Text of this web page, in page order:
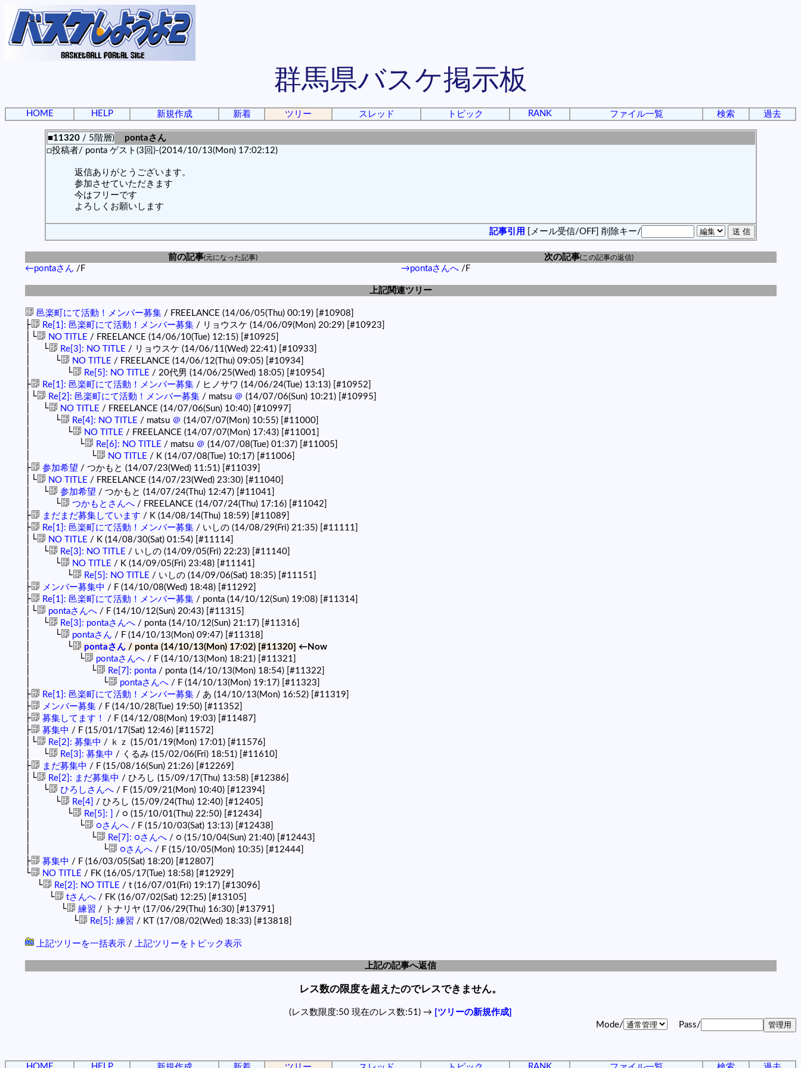
群馬県バスケ掲示板
HOME HELP 新規作成 新着 ツリー スレッド トピック RANK ファイル一覧 検索 過去
■11320/ 5階層)
pontaさん
□投稿者/ ponta ゲスト(3回)-(2014/10/13(Mon) 17:02:12)
返信ありがとうございます。
参加させていただきます
今はフリーです
よろしくお願いします
記事引用 [メール受信/OFF] 削除キー/
前の記事(元になった記事) 次の記事(この記事の返信)
←pontaさん /F →pontaさんへ/F
上記関連ツリー
邑楽町にて活動！メンバー募集/ FREELANCE (14/06/05(Thu) 00:19) [#10908]
├ Re[1]: 邑楽町にて活動！メンバー募集/ リョウスケ (14/06/09(Mon) 20:29) [#10923]
│└ NO TITLE / FREELANCE (14/06/10(Tue) 12:15) [#10925]
│ └ Re[3]: NO TITLE / リョウスケ (14/06/11(Wed) 22:41) [#10933]
│ └ NO TITLE / FREELANCE (14/06/12(Thu) 09:05) [#10934]
│ └ Re[5]: NO TITLE / 20代男 (14/06/25(Wed) 18:05) [#10954]
├ Re[1]: 邑楽町にて活動！メンバー募集/ ヒノサワ (14/06/24(Tue) 13:13) [#10952]
│└ Re[2]: 邑楽町にて活動！メンバー募集/ matsu ＠ (14/07/06(Sun) 10:21) [#10995]
│ └ NO TITLE / FREELANCE (14/07/06(Sun) 10:40) [#10997]
│ └ Re[4]: NO TITLE / matsu ＠ (14/07/07(Mon) 10:55) [#11000]
│ └ NO TITLE / FREELANCE (14/07/07(Mon) 17:43) [#11001]
│ └ Re[6]: NO TITLE / matsu ＠ (14/07/08(Tue) 01:37) [#11005]
│ └ NO TITLE / K (14/07/08(Tue) 10:17) [#11006]
├ 参加希望 / つかもと (14/07/23(Wed) 11:51) [#11039]
│└ NO TITLE / FREELANCE (14/07/23(Wed) 23:30) [#11040]
│ └ 参加希望 / つかもと (14/07/24(Thu) 12:47) [#11041]
│ └ つかもとさんへ/ FREELANCE (14/07/24(Thu) 17:16) [#11042]
├ まだまだ募集しています / K (14/08/14(Thu) 18:59) [#11089]
├ Re[1]: 邑楽町にて活動！メンバー募集/ いしの (14/08/29(Fri) 21:35) [#11111]
│└ NO TITLE / K (14/08/30(Sat) 01:54) [#11114]
│ └ Re[3]: NO TITLE / いしの (14/09/05(Fri) 22:23) [#11140]
│ └ NO TITLE / K (14/09/05(Fri) 23:48) [#11141]
│ └ Re[5]: NO TITLE / いしの (14/09/06(Sat) 18:35) [#11151]
├ メンバー募集中 / F (14/10/08(Wed) 18:48) [#11292]
├ Re[1]: 邑楽町にて活動！メンバー募集/ ponta (14/10/12(Sun) 19:08) [#11314]
│└ pontaさんへ/ F (14/10/12(Sun) 20:43) [#11315]
│ └ Re[3]: pontaさんへ/ ponta (14/10/12(Sun) 21:17) [#11316]
│ └ pontaさん / F (14/10/13(Mon) 09:47) [#11318]
│ └ pontaさん/ ponta (14/10/13(Mon) 17:02) [#11320] ←Now
│ └ pontaさんへ/ F (14/10/13(Mon) 18:21) [#11321]
│ └ Re[7]: ponta/ ponta (14/10/13(Mon) 18:54) [#11322]
│ └ pontaさんへ/ F (14/10/13(Mon) 19:17) [#11323]
├ Re[1]: 邑楽町にて活動！メンバー募集/ あ (14/10/13(Mon) 16:52) [#11319]
├ メンバー募集/ F (14/10/28(Tue) 19:50) [#11352]
├ 募集してます！ / F (14/12/08(Mon) 19:03) [#11487]
├ 募集中 / F (15/01/17(Sat) 12:46) [#11572]
│└ Re[2]: 募集中 / ｋｚ (15/01/19(Mon) 17:01) [#11576]
│ └ Re[3]: 募集中 / くるみ (15/02/06(Fri) 18:51) [#11610]
├ まだ募集中 / F (15/08/16(Sun) 21:26) [#12269]
│└ Re[2]: まだ募集中 / ひろし (15/09/17(Thu) 13:58) [#12386]
│ └ ひろしさんへ/ F (15/09/21(Mon) 10:40) [#12394]
│ └ Re[4] / ひろし (15/09/24(Thu) 12:40) [#12405]
│ └ Re[5]: ] / ○ (15/10/01(Thu) 22:50) [#12434]
│ └ ○さんへ/ F (15/10/03(Sat) 13:13) [#12438]
│ └ Re[7]: ○さんへ/ ○ (15/10/04(Sun) 21:40) [#12443]
│ └ ○さんへ/ F (15/10/05(Mon) 10:35) [#12444]
├ 募集中 / F (16/03/05(Sat) 18:20) [#12807]
└ NO TITLE / FK (16/05/17(Tue) 18:58) [#12929]
└ Re[2]: NO TITLE / t (16/07/01(Fri) 19:17) [#13096]
└ tさんへ/ FK (16/07/02(Sat) 12:25) [#13105]
└ 練習 / トナリヤ (17/06/29(Thu) 16:30) [#13791]
└ Re[5]: 練習 / KT (17/08/02(Wed) 18:33) [#13818]
上記ツリーを一括表示/ 上記ツリーをトピック表示
上記の記事へ返信
レス数の限度を超えたのでレスできません。
(レス数限度:50 現在のレス数:51) → [ツリーの新規作成]
Mode/
Pass/